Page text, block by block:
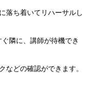
落ち着いてリハーサルし
隣に、講師が待機でき
どの確認ができます。